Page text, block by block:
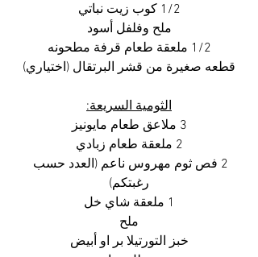
1/2 كوب زيت نباتي
ملح وفلفل أسود
1/2 ملعقة طعام قرفة مطحونه
قطعه صغيرة من قشر البرتقال (اختياري)
الثومية السريعة:
3 ملاعق طعام مايونيز
2 ملعقة طعام زبادي
2 فص ثوم مهروس ناعم (العدد حسب
رغبتكم)
1 ملعقة شاي خل
ملح
خبز التورتيلا بر او أبيض